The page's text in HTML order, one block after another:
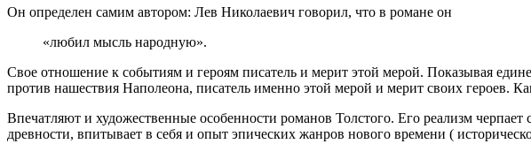
Он определен самим автором: Лев Николаевич говорил, что в романе он
«любил мысль народную».
Свое отношение к событиям и героям писатель и мерит этой мерой. Показывая
против нашествия Наполеона, писатель именно этой мерой и мерит своих героев.
Впечатляют и художественные особенности романов Толстого. Его реализм
древности, впитывает в себя и опыт эпических жанров нового времени (